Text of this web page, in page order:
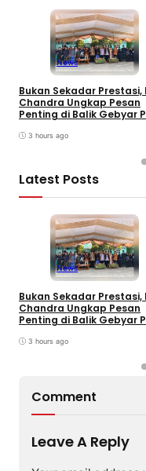
News
Bukan Sekadar Prestasi,
Chandra Ungkap Pesan
Penting di Balik Gebyar
3 hours ago
Latest Posts
News
Bukan Sekadar Prestasi,
Chandra Ungkap Pesan
Penting di Balik Gebyar
3 hours ago
Comment
Leave A Reply